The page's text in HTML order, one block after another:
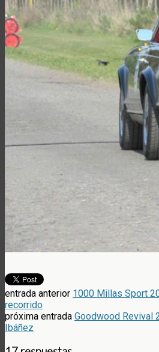
entrada anterior 1000 Millas Sport
recorrido
próxima entrada Goodwood Revival
Ibáñez